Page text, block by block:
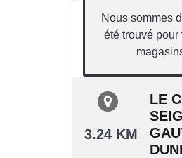
Nous sommes
été trouvé
3.24 KM
LE